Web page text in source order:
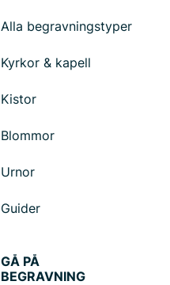
Alla begravningstyper
Kyrkor & kapell
Kistor
Blommor
Urnor
Guider
GÅ PÅ
BEGRAVNING